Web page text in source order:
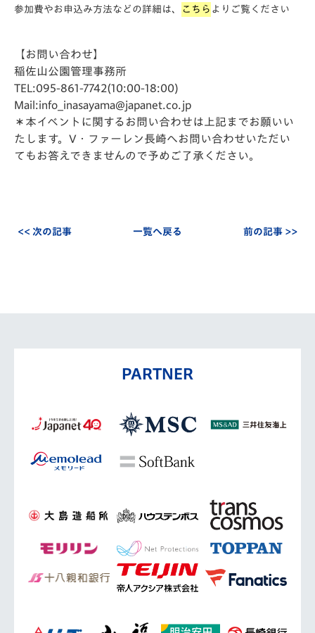
参加費やお申込み方法などの詳細は、
こちら よりご覧ください
【お問い合わせ】
稲佐山公園管理事務所
TEL:095-861-7742(10:00-18:00)
Mail:info_inasayama@japanet.co.jp
＊本イベントに関するお問い合わせは上記までお願いい
たします。V・ファーレン長崎へお問い合わせいただい
てもお答えできませんので予めご了承ください。
<< 次の記事 一覧へ戻る 前の記事 >>
PARTNER